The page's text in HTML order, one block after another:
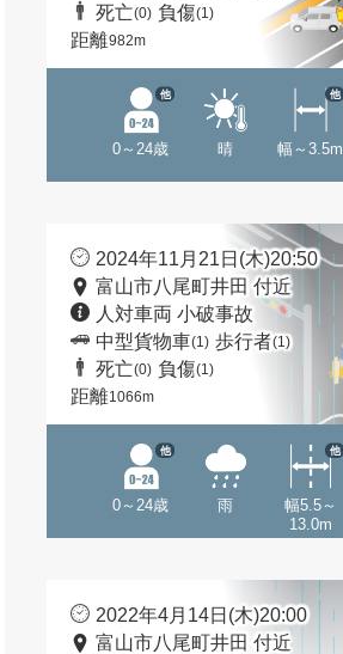
死亡(0) 負傷(1)
距離982m
0～24歳
他
晴 幅～3.5m
他
2024年11月21日(木)20:50
富山市八尾町井田 付近
人対車両 小破事故
中型貨物車(1) 歩行者(1)
死亡(0) 負傷(1)
距離1066m
0～24歳
他
雨
幅5.5～
13.0m
他
2022年4月14日(木)20:00
富山市八尾町井田 付近